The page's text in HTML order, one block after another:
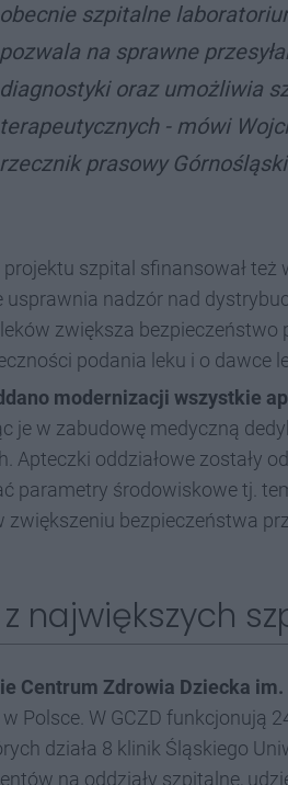
obecnie szpitalne
pozwala na sprawne
diagnostyki oraz umożliwia
terapeutycznych - mówi
rzecznik prasowy
szpital sfinansował też
usprawnia nadzór nad
zwiększa
podania leku i o dawce
modernizacji wszystkie
je w zabudowę medyczną
Apteczki oddziałowe zostały
parametry środowiskowe tj.
zwiększeniu bezpieczeństwa
największych
Centrum Zdrowia Dziecka im.
Polsce. W GCZD funkcjonują
działa 8 klinik Śląskiego
na oddziały szpitalne,